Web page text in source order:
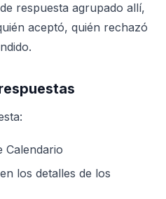
respuesta agrupado allí,
aceptó, quién rechazó
Calendario
los detalles de los